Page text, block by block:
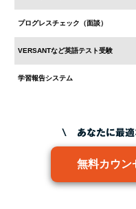
プログレスチェック（面談）
VERSANTなど英語テスト受験
学習報告システム
\ あなたに最適
無料カウン